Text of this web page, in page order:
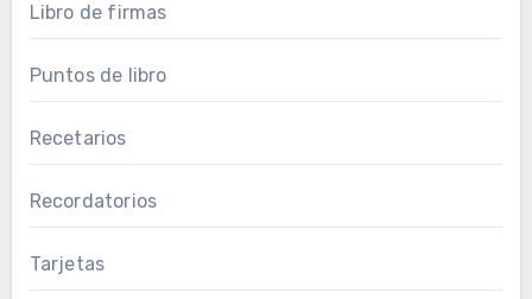
Libro de firmas
Puntos de libro
Recetarios
Recordatorios
Tarjetas